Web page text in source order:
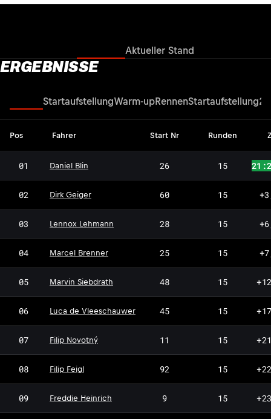
Aktueller Stand
ERGEBNISSE
StartaufstellungWarm-upRennenStartaufstellung2.
Pos Fahrer Start Nr Runden
01 Daniel Blin 26 15
02 Dirk Geiger 60 15
03 LL
Lennox Lehmann 28 15
04 MB
Marcel Brenner 25 15
05 MS
Marvin Siebdrath 48 15
06 LV
Luca de Vleeschauwer 45 15
07 FN
Filip Novotný 11 15
08 FF
Filip Feigl 92 15
09 FH
Freddie Heinrich 9 15